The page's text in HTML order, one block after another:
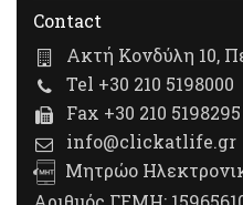
Contact
Ακτή Κονδύλη 10,
Tel +30 210 5198000
Fax +30 210 5198295
info@clickatlife.gr
Μητρώο